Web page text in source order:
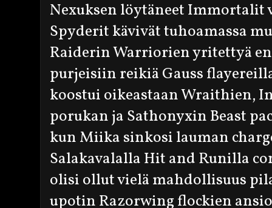
Nexuksen löytäneet Immortalit
Spyderit kävivät tuhoamassa
Raiderin Warriorien yritettyä
purjeisiin reikiä Gauss
koostui oikeastaan Wraithien,
porukan ja Sathonyxin Beast
kun Miika sinkosi lauman
Salakavalalla Hit and Runilla
olisi ollut vielä mahdollisuus
upotin Razorwing flockien